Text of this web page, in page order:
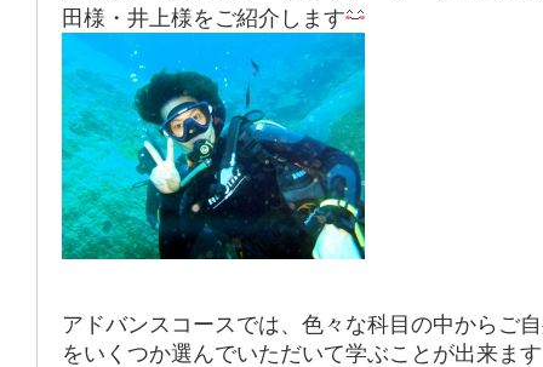
田様・井上様をご紹介します
アドバンスコースでは、色々な科目の中からご
をいくつか選んでいただいて学ぶことが出来ま